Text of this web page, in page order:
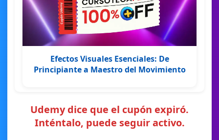
Efectos Visuales Esenciales: De
Principiante a Maestro del Movimiento
Udemy dice que el cupón expiró.
Inténtalo, puede seguir activo.